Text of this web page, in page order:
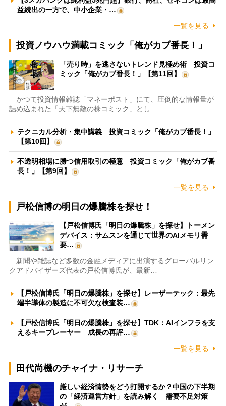
益続出の一方で、中小企業・…
一覧を見る
投資ノウハウ満載コミック「俺がカブ番長！」
「売り時」を逃さないトレンド見極め術 投資コ
ミック「俺がカブ番長！」【第11回】
かつて投資情報雑誌「マネーポスト」にて、圧倒的な情報量が
詰め込まれた「天下無敵の株コミック」とし…
テクニカル分析・集中講義 投資コミック「俺がカブ番長！」
【第10回】
不透明相場に勝つ信用取引の極意 投資コミック「俺がカブ番
長！」【第9回】
一覧を見る
戸松信博の明日の爆騰株を探せ！
【戸松信博氏「明日の爆騰株」を探せ】トーメン
デバイス：サムスンを通じて世界のAIメモリ需
要…
新聞や雑誌など多数の金融メディアに出演するグローバルリン
クアドバイザーズ代表の戸松信博氏が、最新…
【戸松信博氏「明日の爆騰株」を探せ】レーザーテック：最先
端半導体の製造に不可欠な検査装…
【戸松信博氏「明日の爆騰株」を探せ】TDK：AIインフラを支
えるキープレーヤー 成長の再評…
一覧を見る
田代尚機のチャイナ・リサーチ
厳しい経済情勢をどう打開するか？中国の下半期
の「経済運営方針」を読み解く 需要不足対策